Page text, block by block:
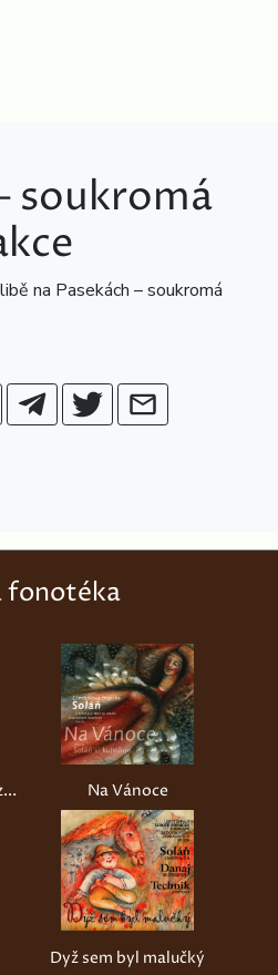
soukromá
na Pasekách – soukromá
fonotéka
Na Vánoce
Dyž sem byl malučký